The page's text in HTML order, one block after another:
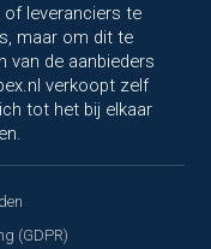
leveranciers te
maar om dit te
van de aanbieders
verkoopt zelf
tot het bij elkaar
(GDPR)